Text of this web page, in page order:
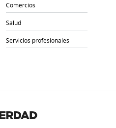
Comercios
Salud
Servicios profesionales